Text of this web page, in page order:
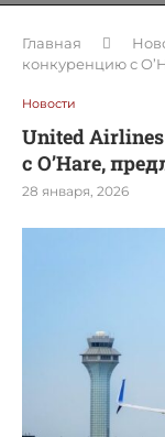
Главная
конкуренцию с
Новости
United
с O’Hare,
28 января, 2026